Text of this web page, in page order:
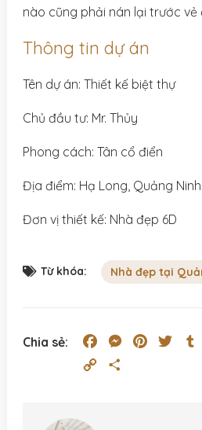
nào cũng phải nán lại trước vẻ
Thông tin dự án
Tên dự án: Thiết kế biệt thự
Chủ đầu tư: Mr. Thủy
Phong cách: Tân cổ điển
Địa điểm: Hạ Long, Quảng Ninh
Đơn vị thiết kế: Nhà đẹp 6D
Từ khóa: Nhà đẹp tại
Chia sẻ: FacebookMessenger
Pinterest
Copy